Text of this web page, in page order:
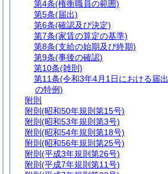
第4条(権衡職員の範囲)
第5条(届出)
第6条(確認及び決定)
第7条(家賃の算定の基準)
第8条(支給の始期及び終期)
第9条(事後の確認)
第10条(雑則)
第11条(令和3年4月1日における届出
の特例)
附則
附則 (昭和50年規則第15号)
附則 (昭和53年規則第3号)
附則 (昭和54年規則第18号)
附則 (昭和56年規則第25号)
附則 (平成3年規則第26号)
附則 (平成7年規則第11号)